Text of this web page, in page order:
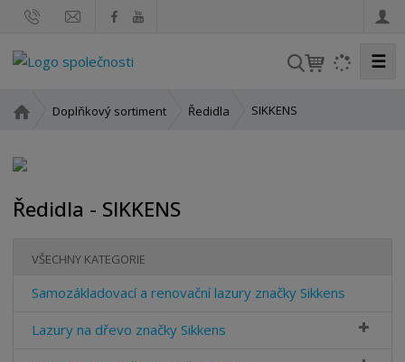
V
☰
í
r
a
a
Doplňkový sortiment Ředidla SIKKENS
Ředidla - SIKKENS
VŠECHNY KATEGORIE
Samozákladovací a renovační lazury značky Sikkens
Lazury na dřevo značky Sikkens